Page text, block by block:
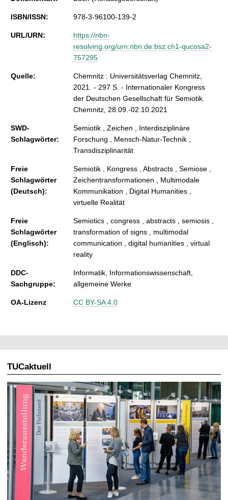
ISBN/ISSN: 978-3-96100-139-2
URL/URN:
https://nbn-
resolving.org/urn:nbn:de:bsz:ch1-qucosa2-
757295
Quelle:
Chemnitz : Universitätsverlag Chemnitz,
2021. - 297 S. - Internationaler Kongress
der Deutschen Gesellschaft für Semiotik.
Chemnitz, 28.09.-02.10.2021
SWD-
Schlagwörter:
Semiotik , Zeichen , Interdisziplinäre
Forschung , Mensch-Natur-Technik ,
Transdisziplinarität
Freie
Schlagwörter
(Deutsch):
Semiotik , Kongress , Abstracts , Semiose ,
Zeichentransformationen , Multimodale
Kommunikation , Digital Humanities ,
virtuelle Realität
Freie
Schlagwörter
(Englisch):
Semiotics , congress , abstracts , semiosis ,
transformation of signs , multimodal
communication , digital humanities , virtual
reality
DDC-
Sachgruppe:
Informatik, Informationswissenschaft,
allgemeine Werke
OA-Lizenz CC BY-SA 4.0
TUCaktuell